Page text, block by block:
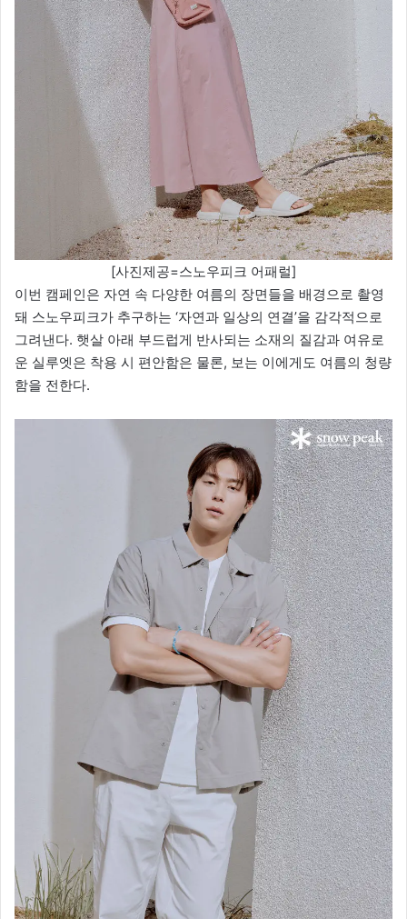
[사진제공=스노우피크 어패럴]
이번 캠페인은 자연 속 다양한 여름의 장면들을 배경으로 촬영
돼 스노우피크가 추구하는 ‘자연과 일상의 연결’을 감각적으로
그려낸다. 햇살 아래 부드럽게 반사되는 소재의 질감과 여유로
운 실루엣은 착용 시 편안함은 물론, 보는 이에게도 여름의 청량
함을 전한다.